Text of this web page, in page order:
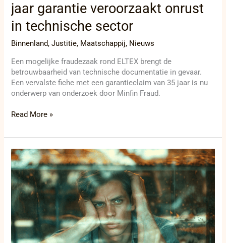
jaar garantie veroorzaakt onrust
in technische sector
Binnenland,Justitie, Maatschappij, Nieuws
Een mogelijke fraudezaak rond ELTEX brengt de
betrouwbaarheid van technische documentatie in gevaar.
Een vervalste fiche met een garantieclaim van 35 jaar is nu
onderwerp van onderzoek door Minfin Fraud.
Read More »
In
plaats
van
een
vreedzaam
samenzijn,
werden
Israëlische
supporters